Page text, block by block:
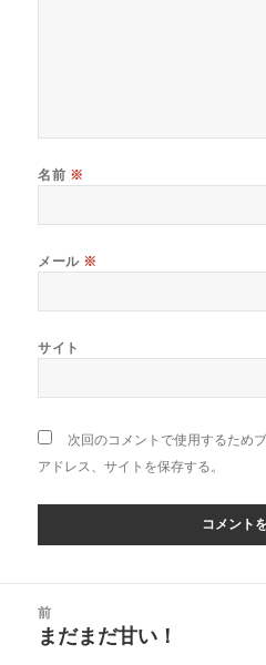
名前 ※
メール ※
サイト
次回のコメントで使用するため
アドレス、サイトを保存する。
前
前
まだまだ甘い！